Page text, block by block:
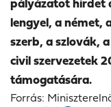
lengyel, a német,
szerb, a szlovák,
civil szervezetek
támogatására.
Forrás: